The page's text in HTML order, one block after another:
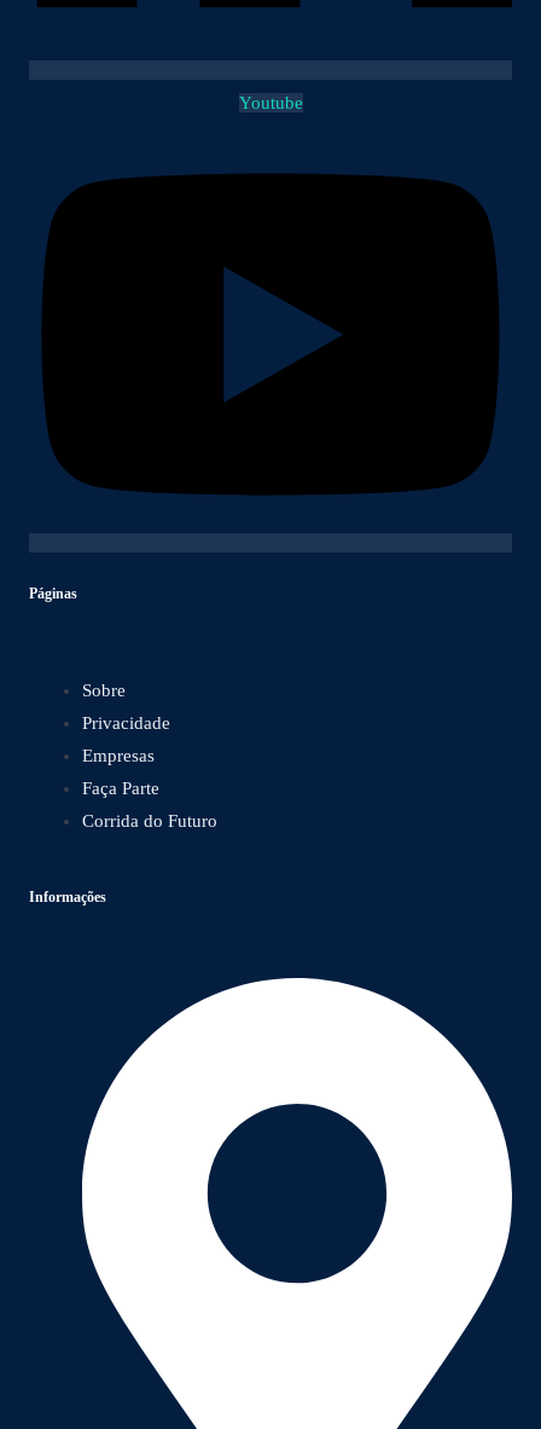
Youtube
Páginas
Sobre
Privacidade
Empresas
Faça Parte
Corrida do Futuro
Informações